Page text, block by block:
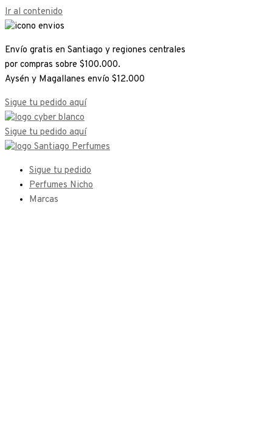
Ir al contenido
Envío gratis en Santiago y regiones centrales
por compras sobre $100.000.
Aysén y Magallanes envío $12.000
Sigue tu pedido aquí
Sigue tu pedido aquí
Sigue tu pedido
Perfumes Nicho
Marcas